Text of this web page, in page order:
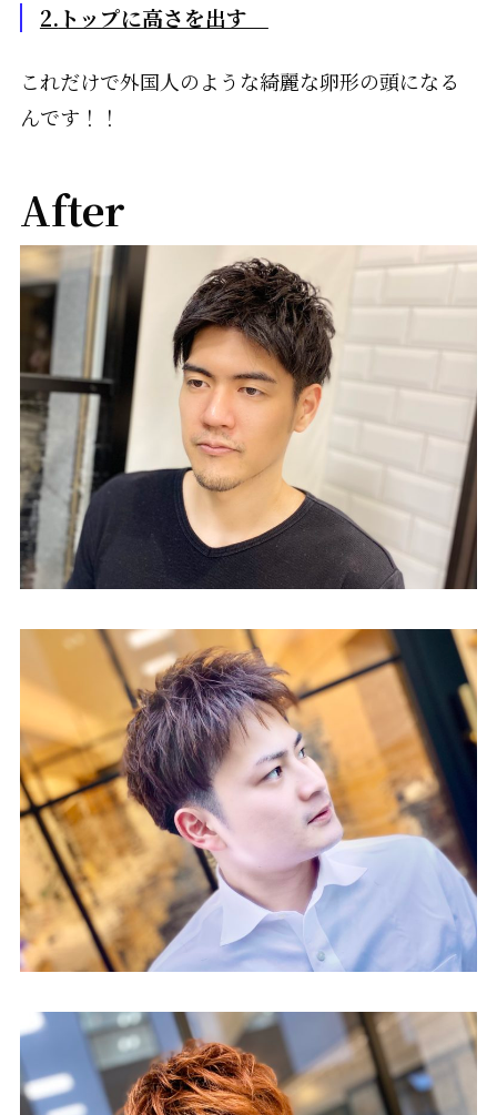
2. トップに高さを出す
これだけで外国人のような綺麗な卵形の頭になる
んです！！
After